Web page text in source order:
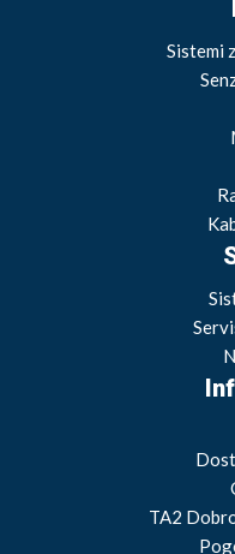
Sistemi
TA2